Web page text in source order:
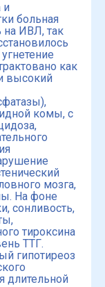
и
больная
на ИВЛ, так
как
высокий
комы, с
мозга,
На фоне
сонливость,
тироксина
ТТГ.
гипотиреоз
длительной